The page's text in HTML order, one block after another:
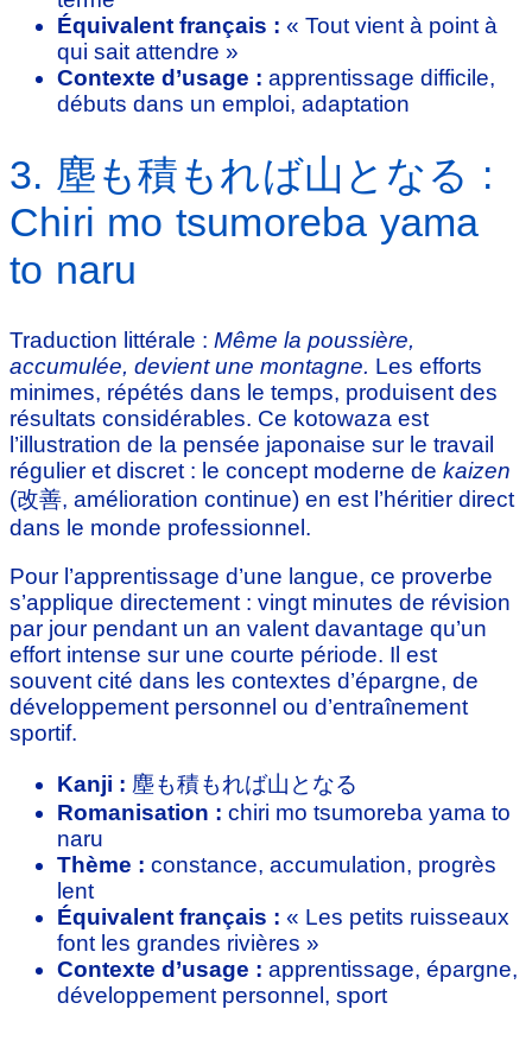
Équivalent français : « Tout vient à point à
qui sait attendre »
Contexte d’usage : apprentissage difficile,
débuts dans un emploi, adaptation
3. 塵も積もれば山となる :
Chiri mo tsumoreba yama
to naru
Traduction littérale : Même la poussière,
accumulée, devient une montagne. Les efforts
minimes, répétés dans le temps, produisent des
résultats considérables. Ce kotowaza est
l’illustration de la pensée japonaise sur le travail
régulier et discret : le concept moderne de kaizen
(改善, amélioration continue) en est l’héritier direct
dans le monde professionnel.
Pour l’apprentissage d’une langue, ce proverbe
s’applique directement : vingt minutes de révision
par jour pendant un an valent davantage qu’un
effort intense sur une courte période. Il est
souvent cité dans les contextes d’épargne, de
développement personnel ou d’entraînement
sportif.
Kanji : 塵も積もれば山となる
Romanisation : chiri mo tsumoreba yama to
naru
Thème : constance, accumulation, progrès
lent
Équivalent français : « Les petits ruisseaux
font les grandes rivières »
Contexte d’usage : apprentissage, épargne,
développement personnel, sport